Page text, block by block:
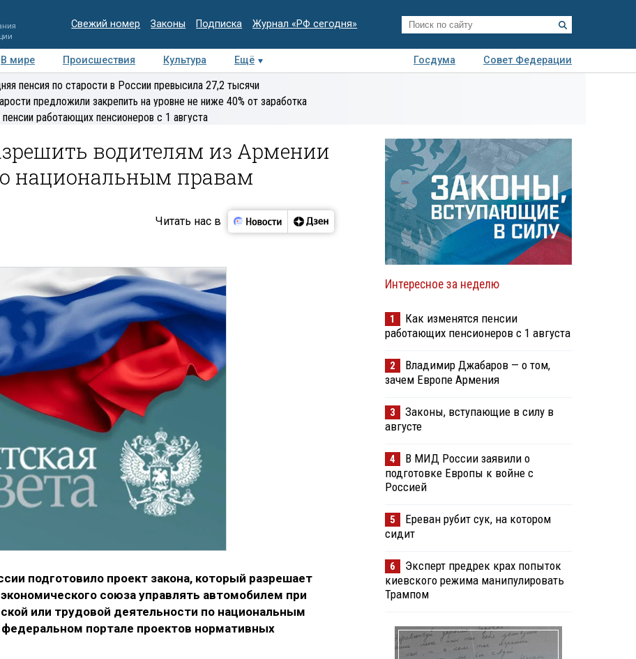
Свежий номер Законы Подписка Журнал «РФ сегодня»
В мире Происшествия Культура Ещё Госдума
Совет Федерации
Медиацентр Интервью Колумнисты
экспертиза
пенсия по старости в России превысила 27,2 тысячи
предложили закрепить на уровне не ниже 40% от заработка
пенсии работающих пенсионеров с 1 августа
водителям из Армении
национальным правам
Читать нас в
подготовило проект закона, который разрешает
союза управлять автомобилем при
или трудовой деятельности по национальным
портале проектов нормативных
Интересное за неделю
1
Как изменятся пенсии
работающих пенсионеров с 1 августа
2
Владимир Джабаров — о том,
зачем Европе Армения
3
Законы, вступающие в силу в
августе
4
В МИД России заявили о
подготовке Европы к войне с
Россией
5
Ереван рубит сук, на котором
сидит
6
Эксперт предрек крах попыток
киевского режима манипулировать
Трампом